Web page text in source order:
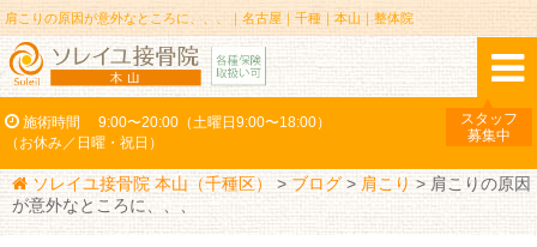
肩こりの原因が意外なところに、、、｜名古屋｜千種｜本山｜整体院
施術時間
9:00〜20:00（土曜日9:00〜18:00）
（お休み／日曜・祝日）
スタッフ
募集中
ソレイユ接骨院 本山（千種区） > ブログ > 肩こり > 肩こりの原因
が意外なところに、、、